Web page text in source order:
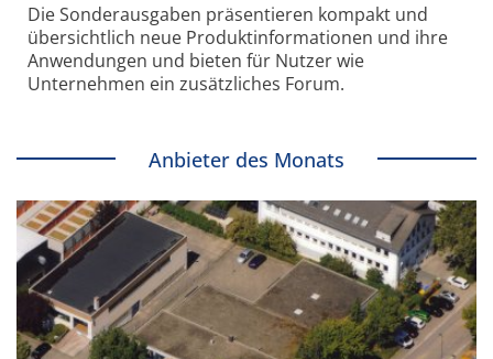
Die Sonder­ausgaben präsentieren kompakt und
übersichtlich neue Produkt­informationen und ihre
Anwendungen und bieten für Nutzer wie
Unternehmen ein zusätzliches Forum.
Anbieter des Monats